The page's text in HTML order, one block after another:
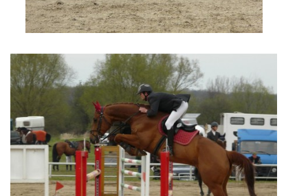
7:4 (VELKÝ PÁTEK) KROUŽEK NEBUDE
DNE 17.11.2023 KROUŽEK JEZDECTVÍ NENÍ
DĚKUJEME MĚSTU RYCHVALD ZA DOTACI V ROCE 2023
NABÍZÍME BRIGÁDU U NÁS VE STÁJI. PRO BLIŽŠÍ INFO
VOLEJTE 604265192